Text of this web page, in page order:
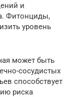
и
Фитонциды,
уровень
может быть
сосудистых
способствует
риска